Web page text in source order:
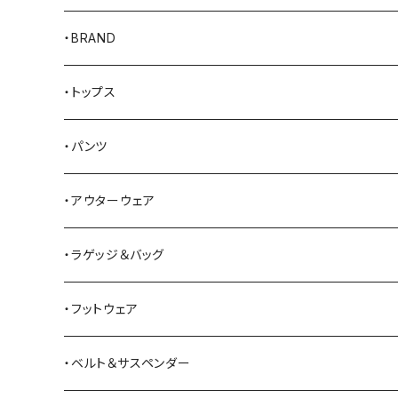
・BRAND
AKER
Alden
ALFONSO'S OF HOLLYWOOD LEATHER
All American Khakis
American Optical
ANDERSON BEAN BOOT CO.
・トップス
Tシャツ
シャツ
ベスト
セーター
スウェットシャツ
・パンツ
ジーンズ
ワークパンツ
オーバーオール
ミリタリーパンツ
・アウターウェア
コート
ジャケット
ベスト
・ラゲッジ＆バッグ
トートバッグ
ショルダーバッグ
・フットウェア
ブーツ
・ベルト＆サスペンダー